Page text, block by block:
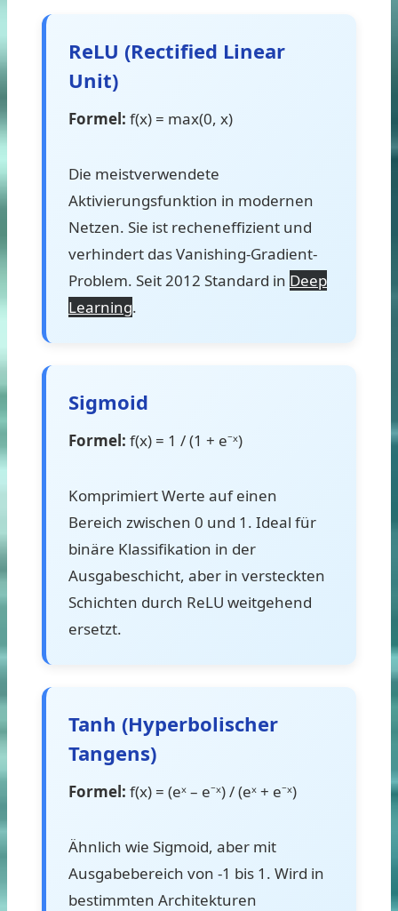
ReLU (Rectified Linear
Unit)
Formel: f(x) = max(0, x)
Die meistverwendete
Aktivierungsfunktion in modernen
Netzen. Sie ist recheneffizient und
verhindert das Vanishing-Gradient-
Problem. Seit 2012 Standard in Deep
Learning.
Sigmoid
Formel: f(x) = 1 / (1 + e⁻ˣ)
Komprimiert Werte auf einen
Bereich zwischen 0 und 1. Ideal für
binäre Klassifikation in der
Ausgabeschicht, aber in versteckten
Schichten durch ReLU weitgehend
ersetzt.
Tanh (Hyperbolischer
Tangens)
Formel: f(x) = (eˣ – e⁻ˣ) / (eˣ + e⁻ˣ)
Ähnlich wie Sigmoid, aber mit
Ausgabebereich von -1 bis 1. Wird in
bestimmten Architekturen